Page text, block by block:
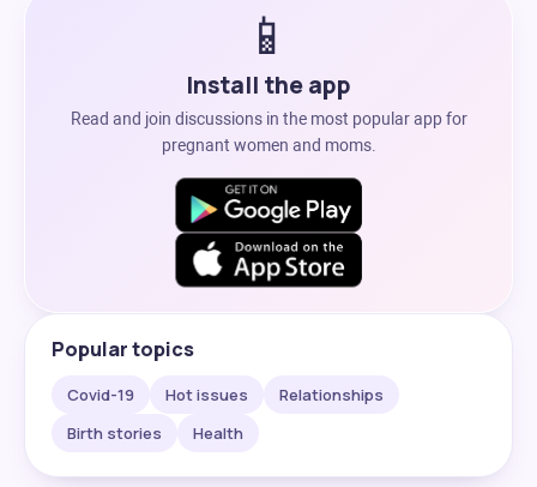
📱
Install the app
Read and join discussions in the most popular app for
pregnant women and moms.
Popular topics
Covid-19 Hot issues
Relationships
Birth stories
Health